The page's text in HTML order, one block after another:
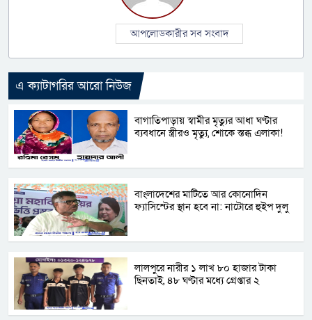
আপলোডকারীর সব সংবাদ
এ ক্যাটাগরির আরো নিউজ
বাগাতিপাড়ায় স্বামীর মৃত্যুর আধা ঘণ্টার
ব্যবধানে স্ত্রীরও মৃত্যু, শোকে স্তব্ধ এলাকা!
বাংলাদেশের মাটিতে আর কোনোদিন
ফ্যাসিস্টের স্থান হবে না: নাটোরে হুইপ দুলু
লালপুরে নারীর ১ লাখ ৮০ হাজার টাকা
ছিনতাই, ৪৮ ঘণ্টার মধ্যে গ্রেপ্তার ২